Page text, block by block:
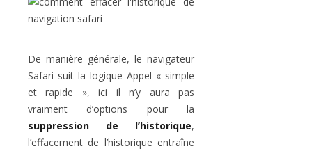
De manière générale, le navigateur
Safari suit la logique Appel « simple
et rapide », ici il n’y aura pas
vraiment d’options pour la
suppression de l’historique,
l’effacement de l’historique entraîne